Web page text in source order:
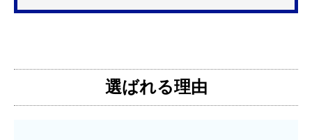
【その他感想・コメント】
選ばれる理由